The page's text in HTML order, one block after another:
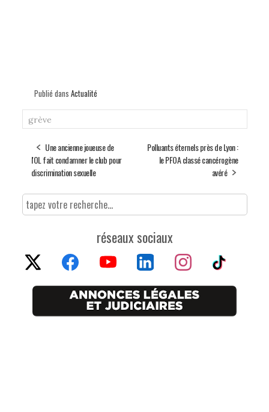
Publié dans Actualité
grève
Une ancienne joueuse de
l'OL fait condamner le club pour
discrimination sexuelle
Polluants éternels près de Lyon :
le PFOA classé cancérogène
avéré
réseaux sociaux